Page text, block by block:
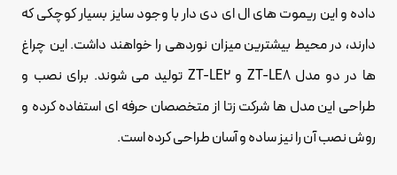
داده و این ریموت های ال ای دی دار با وجود سایز بسیار کوچکی که
دارند، در محیط بیشترین میزان نوردهی را خواهند داشت. این چراغ
ها در دو مدل ZT-LE8 و ZT-LE2 تولید می شوند. برای نصب و
طراحی این مدل ها شرکت زتا از متخصصان حرفه ای استفاده کرده و
روش نصب آن را نیز ساده و آسان طراحی کرده است.